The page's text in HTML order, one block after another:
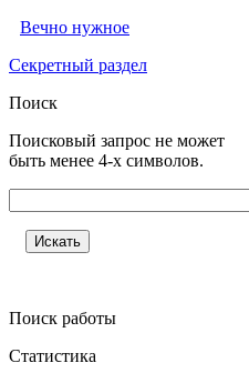
Вечно нужное
Секретный раздел
Поиск
Поисковый запрос не может
быть менее 4-х символов.
Поиск работы
Статистика